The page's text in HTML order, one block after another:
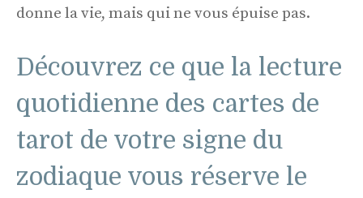
donne la vie, mais qui ne vous épuise pas.
Découvrez ce que la lecture
quotidienne des cartes de
tarot de votre signe du
zodiaque vous réserve le